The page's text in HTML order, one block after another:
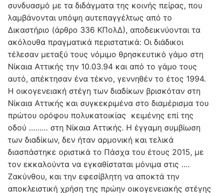
συνδυασμό με τα διδάγματα της κοινής πείρας, που
λαμβάνονται υπόψη αυτεπαγγέλτως από το
Δικαστήριο (άρθρο 336 ΚΠολΔ), αποδεικνύονται τα
ακόλουθα πραγματικά περιστατικά: Οι διάδικοι
τέλεσαν μεταξύ τους νόμιμο θρησκευτικό γάμο στη
Νίκαια Αττικής την 10.03.94 και από το γάμο τους
αυτό, απέκτησαν ένα τέκνο, γεννηθέν το έτος 1994.
Η οικογενειακή στέγη των διαδίκων βρισκόταν στη
Νίκαια Αττικής και συγκεκριμένα στο διαμέρισμα του
πρώτου ορόφου πολυκατοικίας κειμένης επί της
οδού ……… στη Νίκαια Αττικής. Η έγγαμη συμβίωση
των διαδίκων, δεν ήταν αρμονική και τελικά
διασπάστηκε οριστικά το Πάσχα του έτους 2015, με
τον εκκαλούντα να εγκαθίσταται μόνιμα στις ….
Ζακύνθου, και την εφεσίβλητη να αποκτά την
αποκλειστική χρήση της πρώην οικογενειακής στέγης